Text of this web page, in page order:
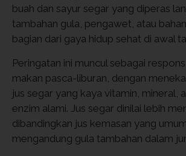
buah dan sayur segar yang diperas
tambahan gula, pengawet, atau
bagian dari gaya hidup sehat di awal
Peringatan ini muncul sebagai
makan pasca-liburan, dengan
jus segar yang kaya vitamin, mineral,
enzim alami. Jus segar dinilai lebih
dibandingkan jus kemasan yang
mengandung gula tambahan dalam